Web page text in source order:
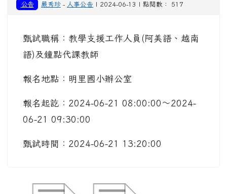
公告 嚴秀珍 - 人事公告 | 2024-06-13 | 點閱數： 517
甄試職稱：教學支援工作人員(阿美語、越南
語)及鐘點代課教師
報名地點：明里國小辦公室
報名起訖：2024-06-21 08:00:00～2024-
06-21 09:30:00
甄試時間：2024-06-21 13:20:00